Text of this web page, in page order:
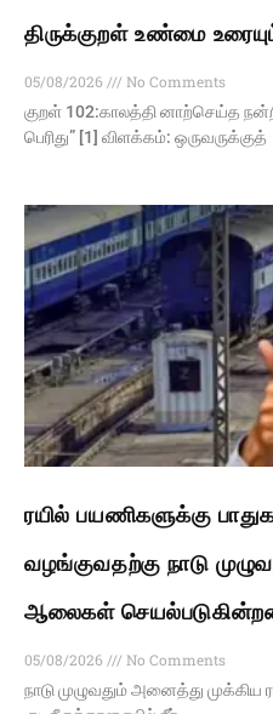
திருக்குறள் உண்மை
05/08/2026
No Comments
குறள் 102:காலத்தி னாற்செய்த
பெரிது” [1] விளக்கம்: ஒருவருக்குத்
ரயில் பயணிகளுக்கு
வழங்குவதற்கு நாடு
ஆலைகள்
05/08/2026
No Comments
நாடு முழுவதும் அனைத்து முக்கிய